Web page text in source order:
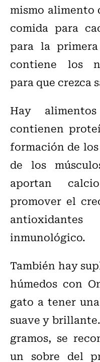
mismo alimento
comida para
para la
contiene los
para que crezca
Hay
contienen
formación de
de los
aportan
promover el
inmunológico.
También hay
húmedos con
gato a tener
suave y
gramos, se
un sobre del